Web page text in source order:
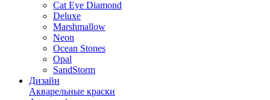
Cat Eye Diamond
Deluxe
Marshmallow
Neon
Ocean Stones
Opal
SandStorm
Дизайн
Акварельные краски